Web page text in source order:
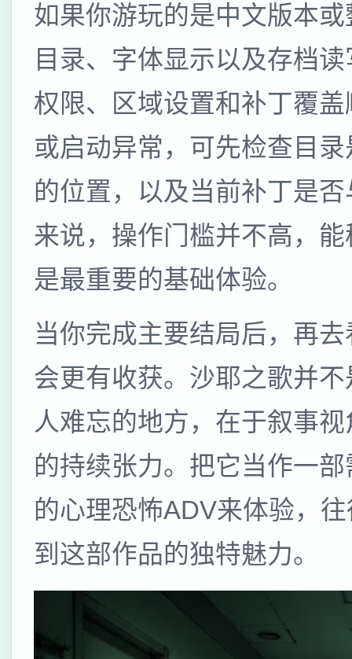
如果你游玩的是中文版本
目录、字体显示以及存档
权限、区域设置和补丁覆
或启动异常，可先检查目
的位置，以及当前补丁是
来说，操作门槛并不高，
是最重要的基础体验。
当你完成主要结局后，再
会更有收获。沙耶之歌并
人难忘的地方，在于叙事
的持续张力。把它当作一
的心理恐怖ADV来体验，
到这部作品的独特魅力。